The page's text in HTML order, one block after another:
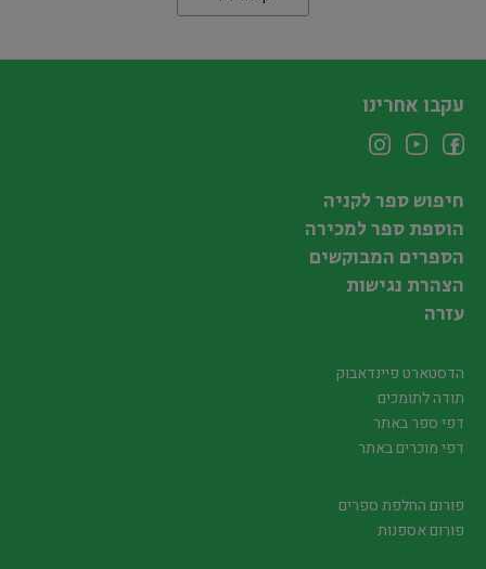
עקבו אחרינו
חיפוש ספר לקניה
הוספת ספר למכירה
הספרים המבוקשים
הצהרת נגישות
עזרה
הדסטארט פיינדאבוק
תודה לתומכים
דפי ספר באתר
דפי מוכרים באתר
פורום החלפת ספרים
פורום אספנות